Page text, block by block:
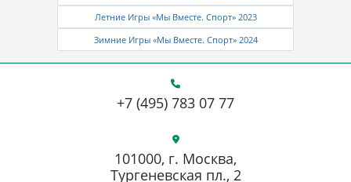
Летние Игры «Мы Вместе. Спорт» 2023
Зимние Игры «Мы Вместе. Спорт» 2024
+7 (495) 783 07 77
101000, г. Москва,
Тургеневская пл., 2